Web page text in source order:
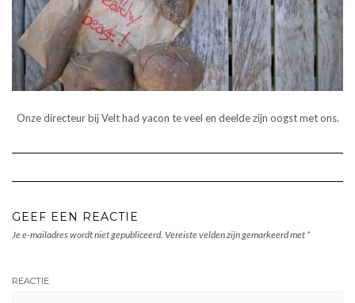
Onze directeur bij Velt had yacon te veel en deelde zijn oogst met ons.
GEEF EEN REACTIE
Je e-mailadres wordt niet gepubliceerd. Vereiste velden zijn gemarkeerd met *
REACTIE